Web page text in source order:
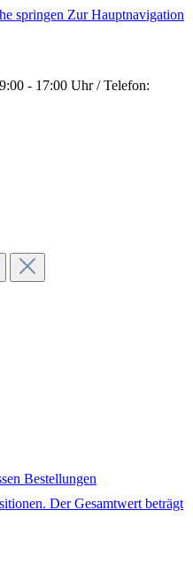
springen Zur Hauptnavigation
- 17:00 Uhr / Telefon:
Bestellungen
Der Gesamtwert beträgt